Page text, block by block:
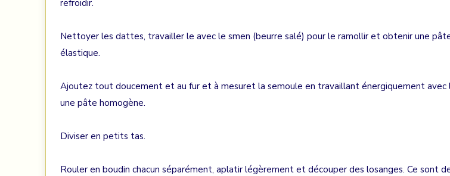
refroidir.
Nettoyer les dattes, travailler le avec le smen (beurre salé) pour le ramollir et obtenir une
élastique.
Ajoutez tout doucement et au fur et à mesuret la semoule en travaillant énergiquement avec
une pâte homogène.
Diviser en petits tas.
Rouler en boudin chacun séparément, aplatir légèrement et découper des losanges. Ce sont